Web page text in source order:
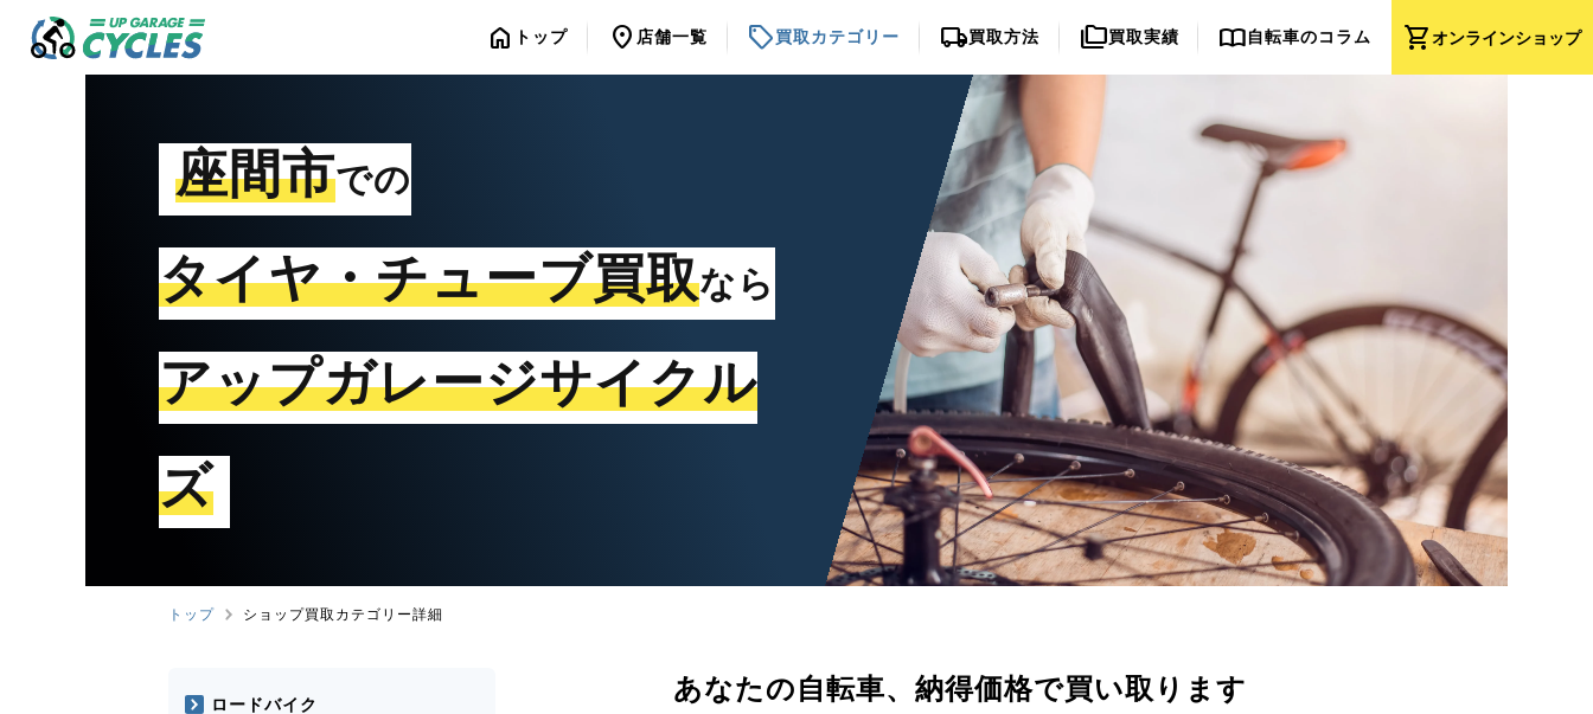
shopping_cartオンラインショップ
home トップ location_on 店舗一覧 sell買取カテゴリー local_shipping買取方法 folder_copy買取実績 import_contacts自転車のコラム
座間市での
タイヤ・チューブ買取なら
アップガレージサイクル
ズ
トップ ショップ買取カテゴリー詳細
あなたの自転車、 納得価格で買い取ります
ロードバイク